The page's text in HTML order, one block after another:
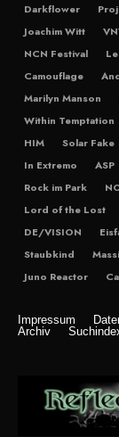
Darkflower
Joachim Witt
NCN Festival
Camouflage
Marilyn Manson
Within Temptation
HIM
Solar Fake
In Extremo
ASP
Rock im Park
Lord of the Lost
DE/VISION
Staubkind
Juno Reactor
Impressum
Archiv